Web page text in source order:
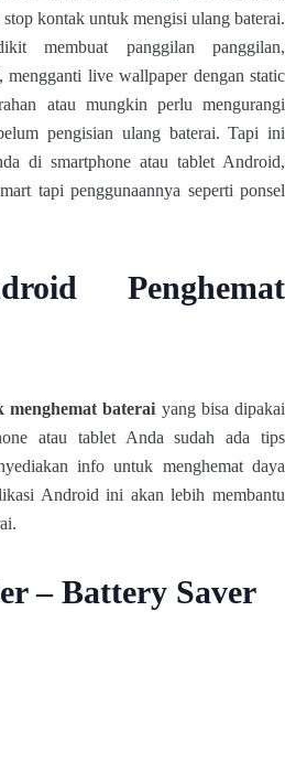
kontak untuk mengisi ulang baterai.
membuat panggilan panggilan,
mengganti live wallpaper dengan static
atau mungkin perlu mengurangi
pengisian ulang baterai. Tapi ini
di smartphone atau tablet Android,
tapi penggunaannya seperti ponsel
Penghemat
baterai yang bisa dipakai
atau tablet Anda sudah ada tips
info untuk menghemat daya
Android ini akan lebih membantu
– Battery Saver